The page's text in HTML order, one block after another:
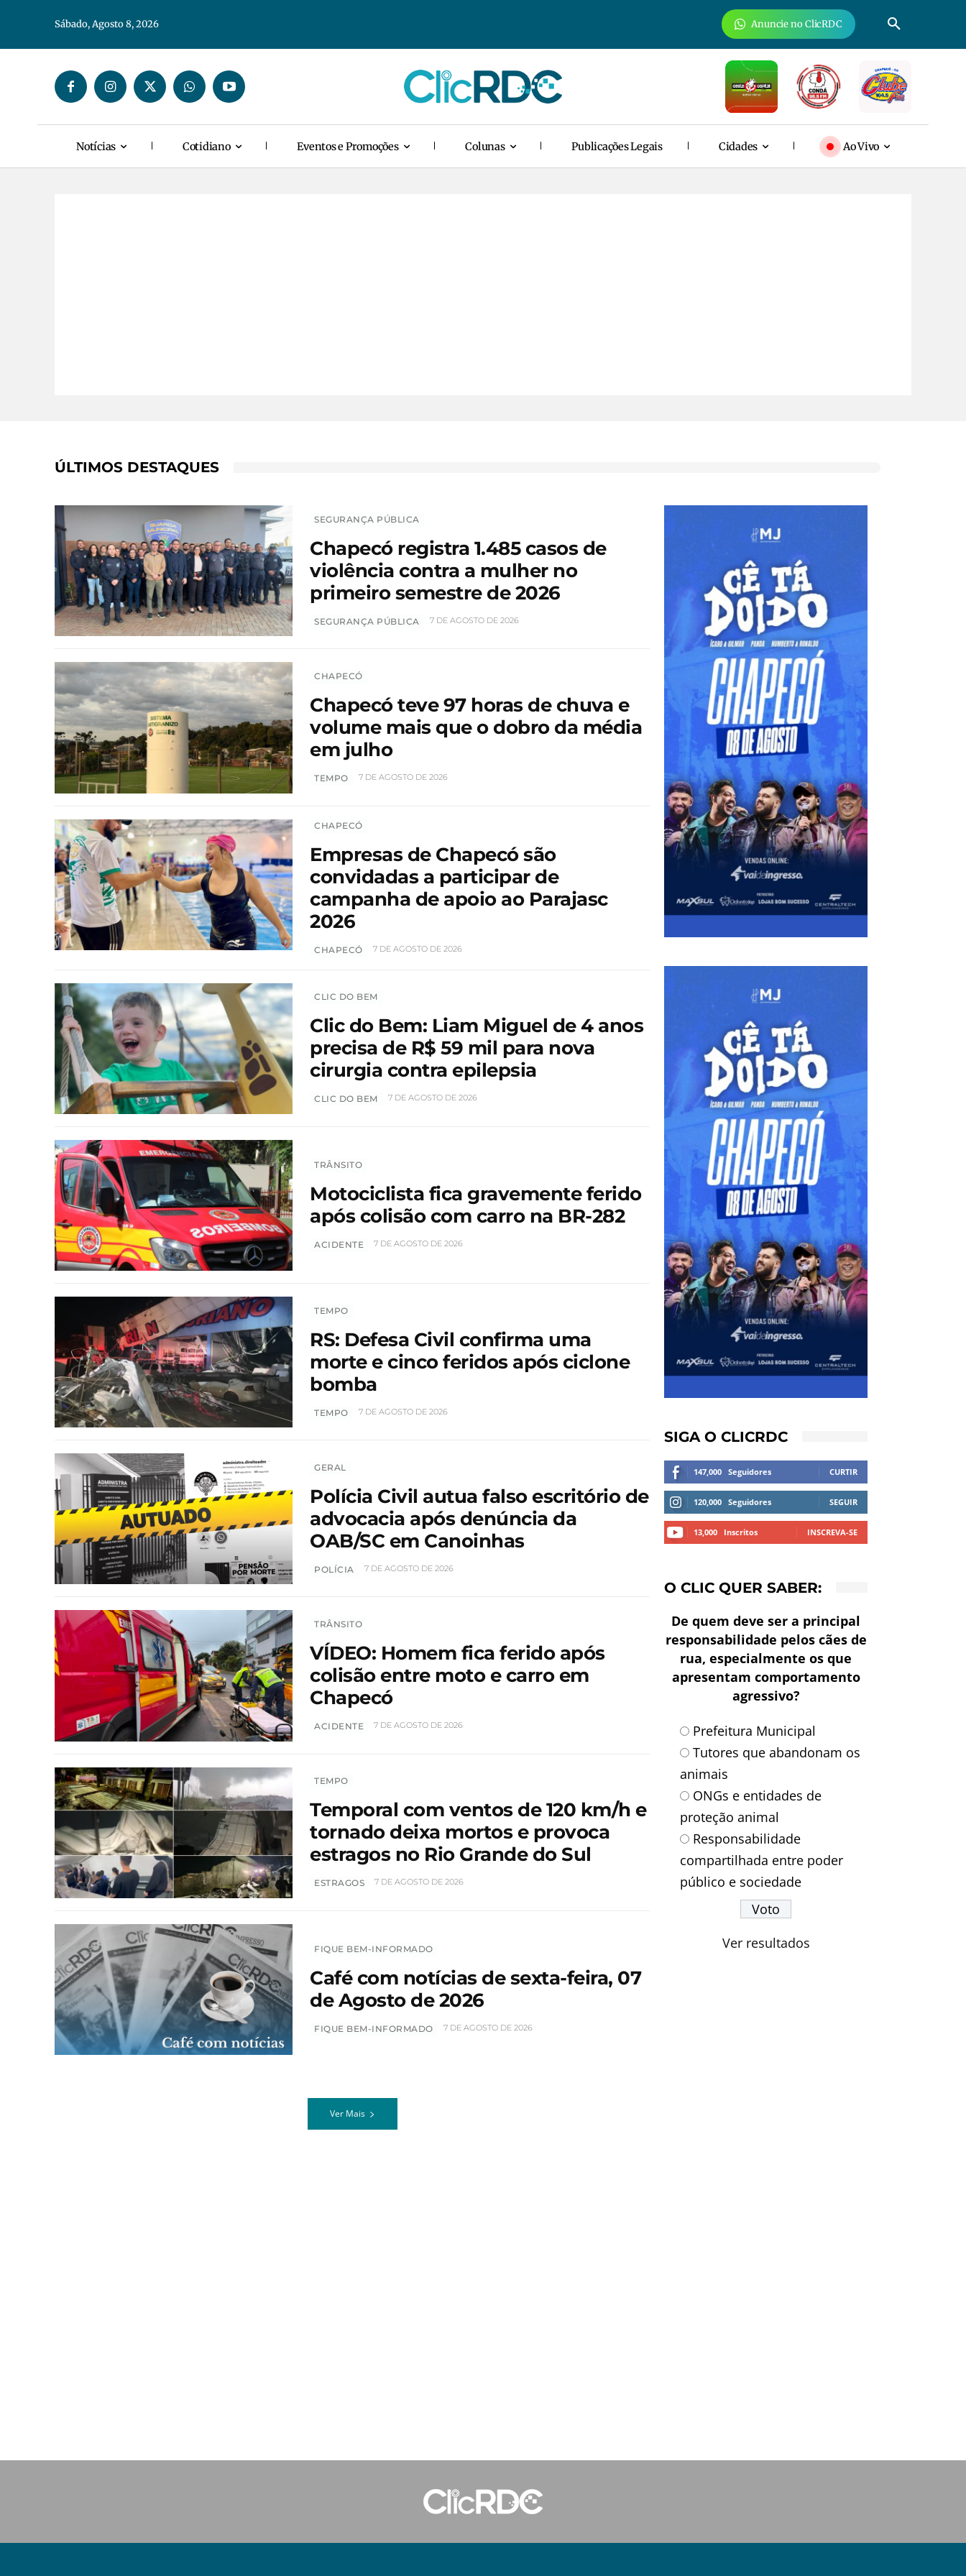
Sábado, Agosto 8, 2026 Anuncie no ClicRDC
Notícias Cotidiano Eventos e Promoções Colunas Publicações Legais Cidades Ao Vivo
ÚLTIMOS DESTAQUES
SEGURANÇA PÚBLICA
Chapecó registra 1.485 casos de
violência contra a mulher no
primeiro semestre de 2026
SEGURANÇA PÚBLICA 7 DE AGOSTO DE 2026
CHAPECÓ
Chapecó teve 97 horas de chuva e
volume mais que o dobro da média
em julho
TEMPO 7 DE AGOSTO DE 2026
CHAPECÓ
Empresas de Chapecó são
convidadas a participar de
campanha de apoio ao Parajasc
2026
CHAPECÓ 7 DE AGOSTO DE 2026
CLIC DO BEM
Clic do Bem: Liam Miguel de 4 anos
precisa de R$ 59 mil para nova
cirurgia contra epilepsia
CLIC DO BEM 7 DE AGOSTO DE 2026
TRÂNSITO
Motociclista fica gravemente ferido
após colisão com carro na BR-282
ACIDENTE 7 DE AGOSTO DE 2026
TEMPO
RS: Defesa Civil confirma uma
morte e cinco feridos após ciclone
bomba
TEMPO 7 DE AGOSTO DE 2026
GERAL
Polícia Civil autua falso escritório de
advocacia após denúncia da
OAB/SC em Canoinhas
POLÍCIA 7 DE AGOSTO DE 2026
TRÂNSITO
VÍDEO: Homem fica ferido após
colisão entre moto e carro em
Chapecó
ACIDENTE 7 DE AGOSTO DE 2026
TEMPO
Temporal com ventos de 120 km/h e
tornado deixa mortos e provoca
estragos no Rio Grande do Sul
ESTRAGOS 7 DE AGOSTO DE 2026
FIQUE BEM-INFORMADO
Café com notícias de sexta-feira, 07
de Agosto de 2026
FIQUE BEM-INFORMADO 7 DE AGOSTO DE 2026
Ver Mais
SIGA O CLICRDC
147,000 Seguidores CURTIR
120,000 Seguidores SEGUIR
13,000 Inscritos INSCREVA-SE
O CLIC QUER SABER:
De quem deve ser a principal
responsabilidade pelos cães de
rua, especialmente os que
apresentam comportamento
agressivo?
Prefeitura Municipal
Tutores que abandonam os
animais
ONGs e entidades de
proteção animal
Responsabilidade
compartilhada entre poder
público e sociedade
Ver resultados